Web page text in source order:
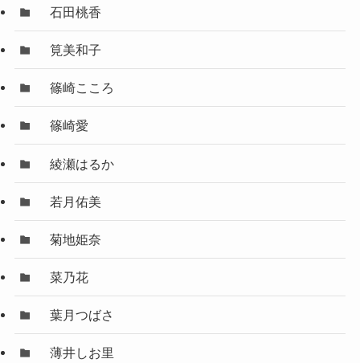
石田桃香
筧美和子
篠崎こころ
篠崎愛
綾瀬はるか
若月佑美
菊地姫奈
菜乃花
葉月つばさ
薄井しお里